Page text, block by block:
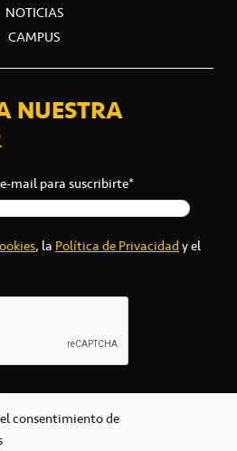
consentimiento de
NOTICIAS
CAMPUS
NUESTRA
mail para suscribirte*
, laPolítica de Privacidady el